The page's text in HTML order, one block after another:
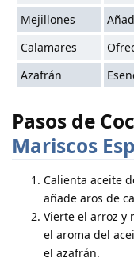
Mejillones
Calamares
Azafrán
Pasos de
Mariscos
Calienta aceite
añade aros de
Vierte el arroz y
el aroma del
el azafrán.